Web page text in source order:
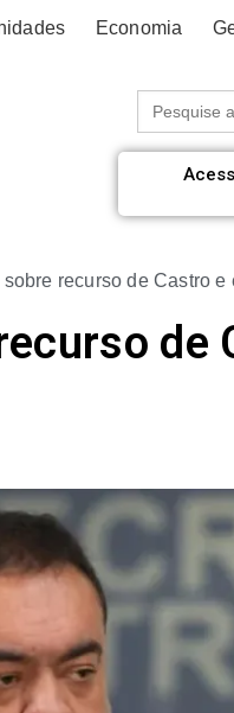
Economia
Procurar:
recurso de Castro e
de